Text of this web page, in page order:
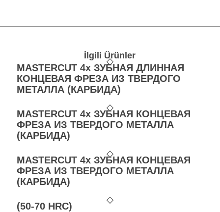
İlgili Ürünler
MASTERCUT 4х ЗУБНАЯ ДЛИННАЯ
КОНЦЕВАЯ ФРЕЗА ИЗ ТВЕРДОГО
МЕТАЛЛА (КАРБИДА)
MASTERCUT 4х ЗУБНАЯ КОНЦЕВАЯ
ФРЕЗА ИЗ ТВЕРДОГО МЕТАЛЛА
(КАРБИДА)
MASTERCUT 4х ЗУБНАЯ КОНЦЕВАЯ
ФРЕЗА ИЗ ТВЕРДОГО МЕТАЛЛА
(КАРБИДА)
(50-70 HRC)